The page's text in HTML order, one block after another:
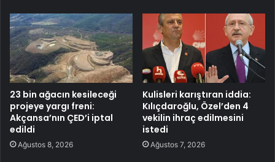
23 bin ağacın kesileceği
projeye yargı freni:
Akçansa’nın ÇED’i iptal
edildi
Ağustos 8, 2026
Kulisleri karıştıran iddia:
Kılıçdaroğlu, Özel’den 4
vekilin ihraç edilmesini
istedi
Ağustos 7, 2026